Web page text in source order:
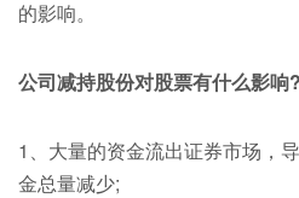
的影响。
公司减持股份对股票有什么影响?
1、大量的资金流出证券市场，
金总量减少;